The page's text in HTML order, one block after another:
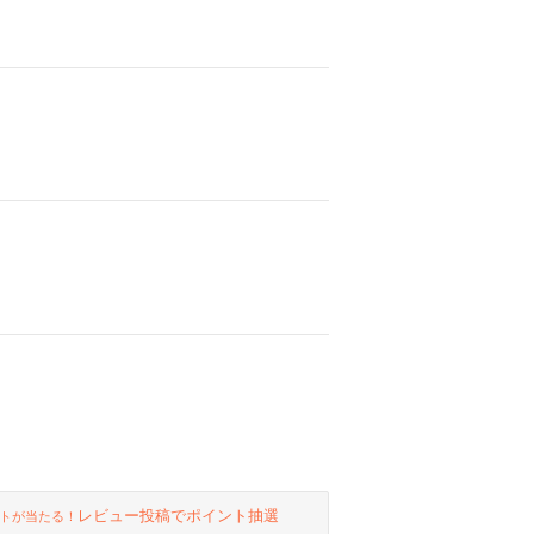
が当たる！ レビュー投稿でポイント抽選